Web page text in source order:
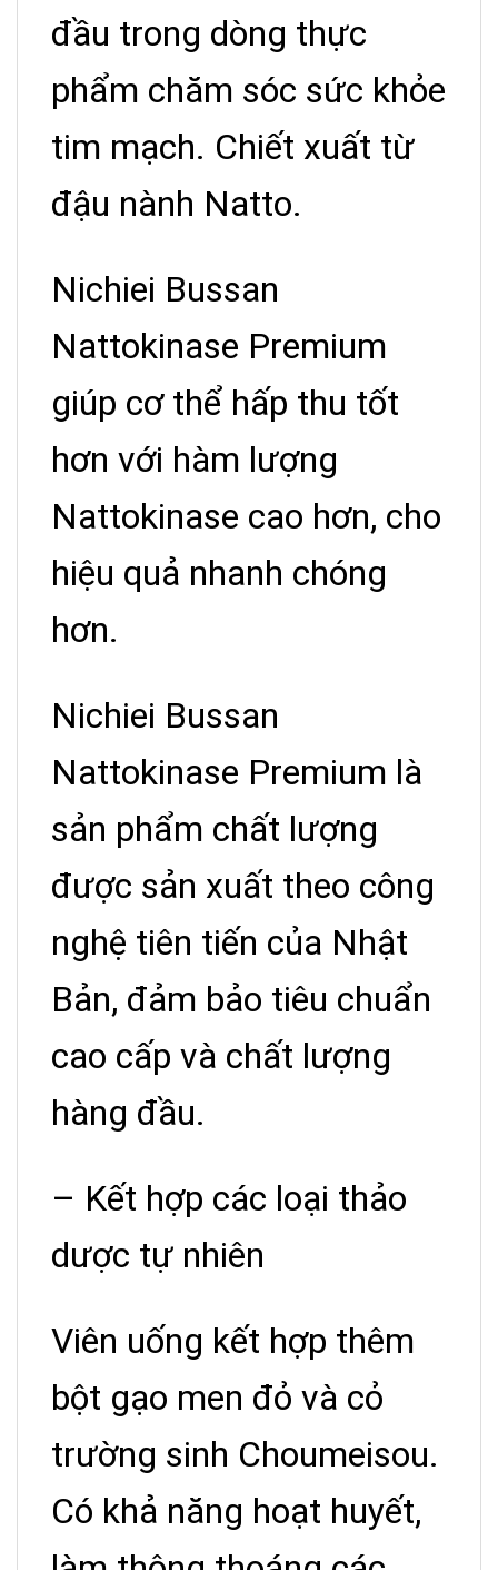
đầu trong dòng thực
phẩm chăm sóc sức khỏe
tim mạch. Chiết xuất từ
đậu nành Natto.
Nichiei Bussan
Nattokinase Premium
giúp cơ thể hấp thu tốt
hơn với hàm lượng
Nattokinase cao hơn, cho
hiệu quả nhanh chóng
hơn.
Nichiei Bussan
Nattokinase Premium là
sản phẩm chất lượng
được sản xuất theo công
nghệ tiên tiến của Nhật
Bản, đảm bảo tiêu chuẩn
cao cấp và chất lượng
hàng đầu.
– Kết hợp các loại thảo
dược tự nhiên
Viên uống kết hợp thêm
bột gạo men đỏ và cỏ
trường sinh Choumeisou.
Có khả năng hoạt huyết,